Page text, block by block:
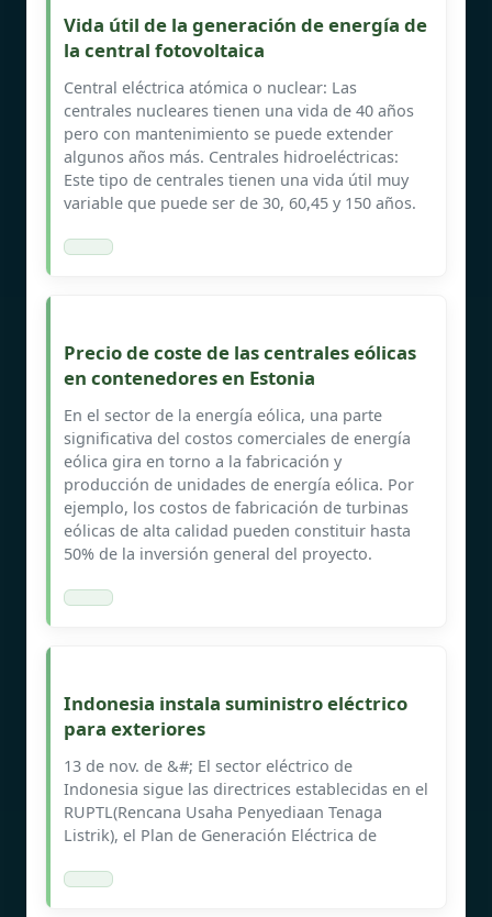
Vida útil de la generación de energía de
la central fotovoltaica
Central eléctrica atómica o nuclear: Las
centrales nucleares tienen una vida de 40 años
pero con mantenimiento se puede extender
algunos años más. Centrales hidroeléctricas:
Este tipo de centrales tienen una vida útil muy
variable que puede ser de 30, 60,45 y 150 años.
Precio de coste de las centrales eólicas
en contenedores en Estonia
En el sector de la energía eólica, una parte
significativa del costos comerciales de energía
eólica gira en torno a la fabricación y
producción de unidades de energía eólica. Por
ejemplo, los costos de fabricación de turbinas
eólicas de alta calidad pueden constituir hasta
50% de la inversión general del proyecto.
Indonesia instala suministro eléctrico
para exteriores
13 de nov. de &#; El sector eléctrico de
Indonesia sigue las directrices establecidas en el
RUPTL(Rencana Usaha Penyediaan Tenaga
Listrik), el Plan de Generación Eléctrica de